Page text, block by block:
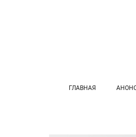
ГЛАВНАЯ